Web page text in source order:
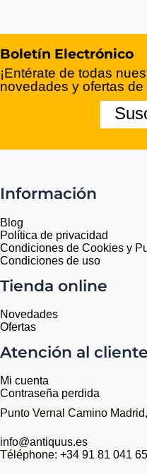
Boletín Electrónico
¡Entérate de todas
novedades y ofertas de
Información
Blog
Política de privacidad
Condiciones de Cookies y
Condiciones de uso
Tienda online
Novedades
Ofertas
Atención al cliente
Mi cuenta
Contraseña perdida
Punto Vernal Camino
info@antiquus.es
Téléphone: +34 91 81 041 65